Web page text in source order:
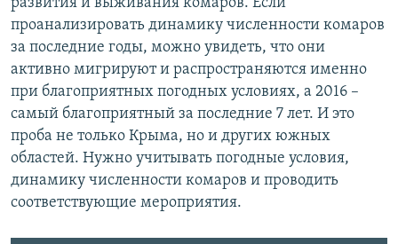
развития и выживания комаров. Если
проанализировать динамику численности комаров
за последние годы, можно увидеть, что они
активно мигрируют и распространяются именно
при благоприятных погодных условиях, а 2016 –
самый благоприятный за последние 7 лет. И это
проба не только Крыма, но и других южных
областей. Нужно учитывать погодные условия,
динамику численности комаров и проводить
соответствующие мероприятия.